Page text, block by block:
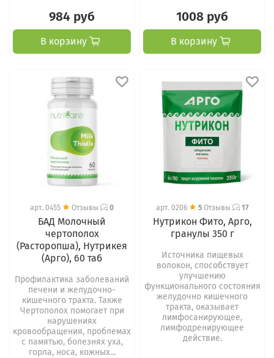
984 руб
В корзину
1008 руб
В корзину
арт. 0455 Отзывы 0
БАД Молочный
чертополох
(Расторопша), Нутрикея
(Арго), 60 таб
Профилактика заболеваний
печени и желудочно-
кишечного тракта. Также
Чертополох помогает при
нарушениях
кровообращения, проблемах
с памятью, болезнях уха,
горла, носа, кожных...
арт. 0206 5Отзывы 17
Нутрикон Фито, Арго,
гранулы 350 г
Источника пищевых
волокон, способствует
улучшению
функционального состояния
желудочно кишечного
тракта, оказывает
лимфосанирующее,
лимфодренирующее
действие.